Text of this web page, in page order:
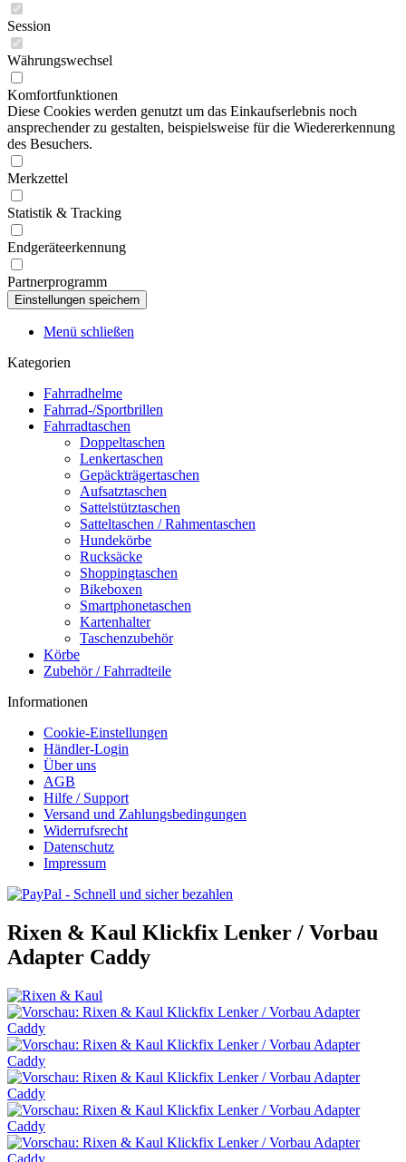
Session
Währungswechsel
Komfortfunktionen
Diese Cookies werden genutzt um das Einkaufserlebnis noch
ansprechender zu gestalten, beispielsweise für die Wiedererkennung
des Besuchers.
Merkzettel
Statistik & Tracking
Endgeräteerkennung
Partnerprogramm
Menü schließen
Kategorien
Fahrradhelme
Fahrrad-/Sportbrillen
Fahrradtaschen
Doppeltaschen
Lenkertaschen
Gepäckträgertaschen
Aufsatztaschen
Sattelstütztaschen
Satteltaschen / Rahmentaschen
Hundekörbe
Rucksäcke
Shoppingtaschen
Bikeboxen
Smartphonetaschen
Kartenhalter
Taschenzubehör
Körbe
Zubehör / Fahrradteile
Informationen
Cookie-Einstellungen
Händler-Login
Über uns
AGB
Hilfe / Support
Versand und Zahlungsbedingungen
Widerrufsrecht
Datenschutz
Impressum
Rixen & Kaul Klickfix Lenker / Vorbau
Adapter Caddy